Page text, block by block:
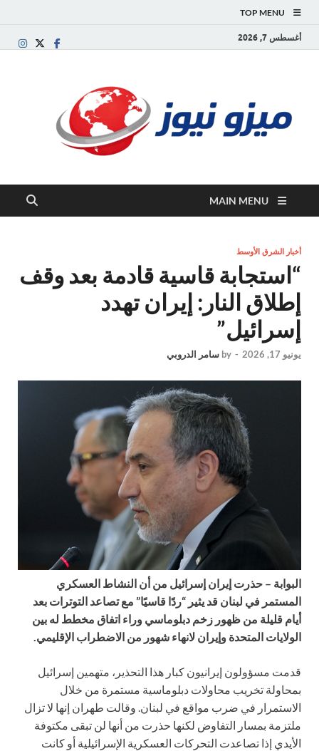
TOP MENU
أغسطس 7, 2026
MAIN MENU
أخبار الشرق الأوسط
“استجابة قاسية قادمة بعد وقف
إطلاق النار: إيران تهدد
إسرائيل”
يونيو 17, 2026 -
by سامر الدروبي
البوابة – حذرت إيران إسرائيل من أن النشاط العسكري
المستمر في لبنان قد يثير “ردًا قاسيًا” مع تصاعد التوترات بعد
أيام قليلة من ظهور زخم دبلوماسي وراء اتفاق مخطط له بين
الولايات المتحدة وإيران لانهاء شهور من الاضطراب الإقليمي.
قدمت مسؤولون إيرانيون كبار هذا التحذير، متهمين إسرائيل
بمحاولة تخريب محاولات دبلوماسية مستمرة من خلال
الاستمرار في ضرب مواقع في لبنان. وقالت طهران إنها لا تزال
ملتزمة بمسار التفاوض لكنها حذرت من أنها لن تبقى مكتوفة
الأيدي إذا تصاعدت التحركات العسكرية الإسرائيلية أو كانت